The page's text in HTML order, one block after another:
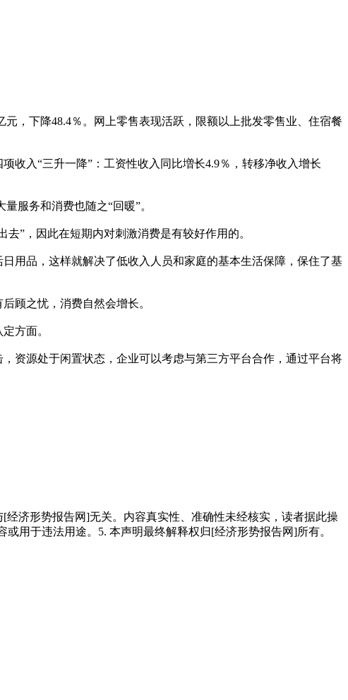
，下降48.4％。网上零售表现活跃，限额以上批发零售业、住宿餐
收入“三升一降”：工资性收入同比増长4.9％，转移净收入增长
服务和消费也随之“回暖”。
”，因此在短期内对刺激消费是有较好作用的。
用品，这样就解决了低收入人员和家庭的基本生活保障，保住了基
顾之忧，消费自然会增长。
方面。
资源处于闲置状态，企业可以考虑与第三方平台合作，通过平台将
济形势报告网]无关。内容真实性、准确性未经核实，读者据此操
用于违法用途。5. 本声明最终解释权归[经济形势报告网]所有。